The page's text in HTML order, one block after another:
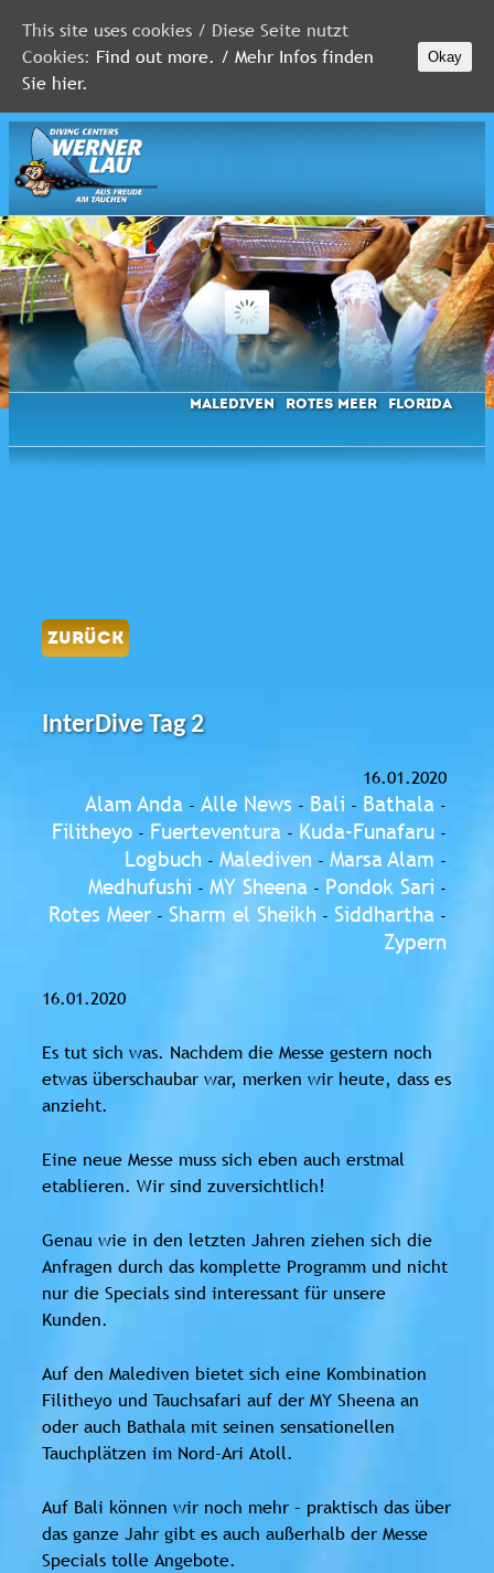
MALEDIVEN
ROTES
MEER
FLORIDA
Newsletter
Malediven Rotes Meer Florida
ZURÜCK
InterDive Tag 2
16.01.2020
Alam Anda - Alle News - Bali - Bathala -
Filitheyo - Fuerteventura - Kuda-Funafaru -
Logbuch - Malediven - Marsa Alam -
Medhufushi - MY Sheena - Pondok Sari -
Rotes Meer- Sharm el Sheikh - Siddhartha -
Zypern
16.01.2020
Es tut sich was. Nachdem die Messe gestern noch
etwas überschaubar war, merken wir heute, dass es
anzieht.
Eine neue Messe muss sich eben auch erstmal
etablieren. Wir sind zuversichtlich!
Genau wie in den letzten Jahren ziehen sich die
Anfragen durch das komplette Programm und nicht
nur die Specials sind interessant für unsere
Kunden.
Auf den Malediven bietet sich eine Kombination
Filitheyo und Tauchsafari auf der MY Sheena an
oder auch Bathala mit seinen sensationellen
Tauchplätzen im Nord-Ari Atoll.
Auf Bali können wir noch mehr – praktisch das über
das ganze Jahr gibt es auch außerhalb der Messe
Specials tolle Angebote.
This site uses cookies / Diese Seite nutzt
Cookies: Find out more. / Mehr Infos finden
Sie hier.
Okay